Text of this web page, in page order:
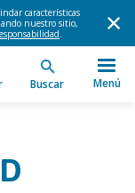
características
nuestro sitio,
.
Buscar Menú